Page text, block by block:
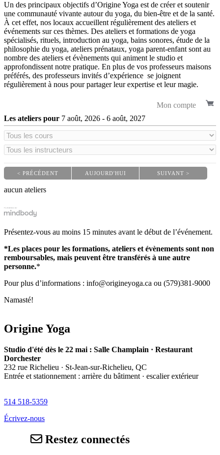
Un des principaux objectifs d’Origine Yoga est de créer et soutenir
une communauté vivante autour du yoga, du bien-être et de la santé.
À cet effet, nos locaux accueillent régulièrement des ateliers et
événements sur ces thèmes. Des ateliers et formations de yoga
spécialisés, rituels, introduction au yoga, bains sonores, étude de la
philosophie du yoga, ateliers prénataux, yoga parent-enfant sont au
nombre des ateliers et évènements qui animent le studio et
approfondissent notre pratique. En plus de vos professeurs maisons
préférés, des professeurs invités d’expérience se joignent
régulièrement à nous pour partager leur expertise et leur magie.
Mon compte
Les ateliers pour 7 août, 2026 - 6 août, 2027
< PRÉCÉDENT
|
AUJOURD'HUI
|
SUIVANT >
aucun ateliers
Présentez-vous au moins 15 minutes avant le début de l’événement.
*Les places pour les formations, ateliers et évènements sont non
remboursables, mais peuvent être transférés à une autre
personne.*
Pour plus d’informations : info@origineyoga.ca ou (579)381-9000
Namasté!
Origine Yoga
Studio d'été dès le 22 mai : Salle Champlain · Restaurant
Dorchester
232 rue Richelieu · St-Jean-sur-Richelieu, QC
Entrée et stationnement : arrière du bâtiment · escalier extérieur
514 518-5359
Écrivez-nous
Restez connectés